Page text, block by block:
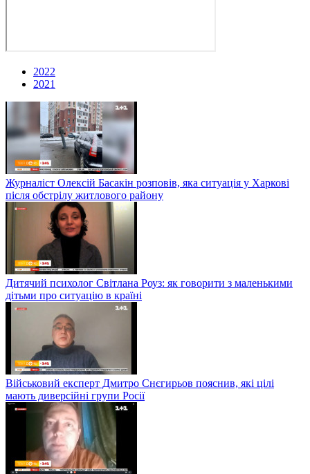
2022
2021
Журналіст Олексій Басакін розповів, яка ситуація у Харкові
після обстрілу житлового району
Дитячий психолог Світлана Роуз: як говорити з маленькими
дітьми про ситуацію в країні
Військовий експерт Дмитро Снєгирьов пояснив, які цілі
мають диверсійні групи Росії